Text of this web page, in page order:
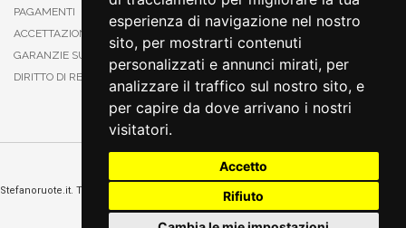
esperienza di navigazione nel nostro
sito, per mostrarti contenuti
personalizzati e annunci mirati, per
analizzare il traffico sul nostro sito, e
per capire da dove arrivano i nostri
visitatori.
Accetto
Rifiuto
PAGAMENTI
ACCETTAZIONE DEGLI ORDINI
GARANZIE SUI PRODOTTI
DIRITTO DI RECESSO
PAYPAL
CONTRASSEGNO
POSTEPAY
Stefanoruote.it. Tutti i diritti riservati. E' vietata la riproduzione anche parziali. Prezzi e
promozioni validi salvo errori o omissioni